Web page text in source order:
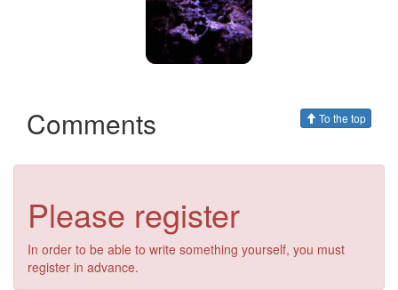
Comments To the top
Please register
In order to be able to write something yourself, you must
register in advance.